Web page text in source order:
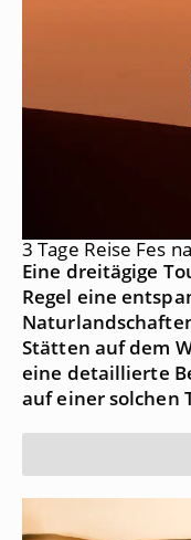
3 Tage Reise Fes
Eine dreitägige
Regel eine
Stätten auf dem
eine detaillierte
auf einer solchen